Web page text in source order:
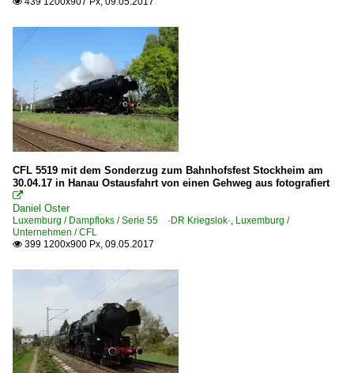
CFL 5519 mit dem Sonderzug zum Bahnhofsfest Stockheim am
30.04.17 in Hanau Ostausfahrt von einen Gehweg aus fotografiert

Daniel Oster
Luxemburg / Dampfloks / Serie 55 ·DR Kriegslok·, Luxemburg /
Unternehmen / CFL
 399 1200x900 Px, 09.05.2017